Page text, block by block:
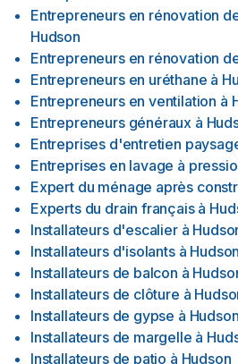
Entrepreneurs en rénovation
Hudson
Entrepreneurs en rénovation
Entrepreneurs en uréthane à
Entrepreneurs en ventilation à
Entrepreneurs généraux à
Entreprises d'entretien
Entreprises en lavage à
Expert du ménage après
Experts du drain français à
Installateurs d'escalier à
Installateurs d'isolants à Hudson
Installateurs de balcon à
Installateurs de clôture à
Installateurs de gypse à Hudson
Installateurs de margelle à
Installateurs de patio à Hudson